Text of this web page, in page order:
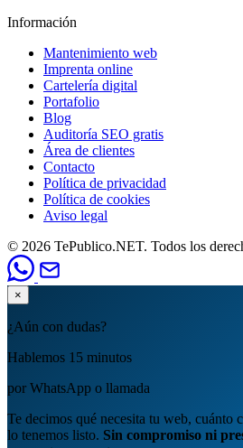
Información
Mantenimiento web
Imprenta online
Cartelería digital
Portafolio
Blog
Auditoría SEO gratis
Área de clientes
Contacto
Política de privacidad
Política de cookies
Aviso legal
© 2026 TePublico.NET. Todos los
×
¿Aún con dudas?
Hablemos 15 minutos
por WhatsApp o llamada
Te decimos qué necesita tu web, cuánto
lo tenemos listo. Sin compromiso ni